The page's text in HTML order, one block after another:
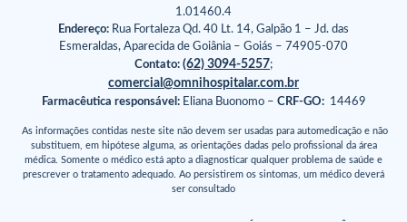
1.01460.4
Endereço: Rua Fortaleza Qd. 40 Lt. 14, Galpão 1 – Jd. das
Esmeraldas, Aparecida de Goiânia – Goiás – 74905-070
Contato: (62) 3094-5257;
comercial@omnihospitalar.com.br
Farmacêutica responsável:Eliana Buonomo – CRF-GO:14469
As informações contidas neste site não devem ser usadas para automedicação e não
substituem, em hipótese alguma, as orientações dadas pelo profissional da área
médica. Somente o médico está apto a diagnosticar qualquer problema de saúde e
prescrever o tratamento adequado. Ao persistirem os sintomas, um médico deverá
ser consultado